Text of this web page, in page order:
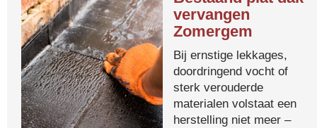
vervangen
Zomergem
Bij ernstige lekkages,
doordringend vocht of
sterk verouderde
materialen volstaat een
herstelling niet meer –